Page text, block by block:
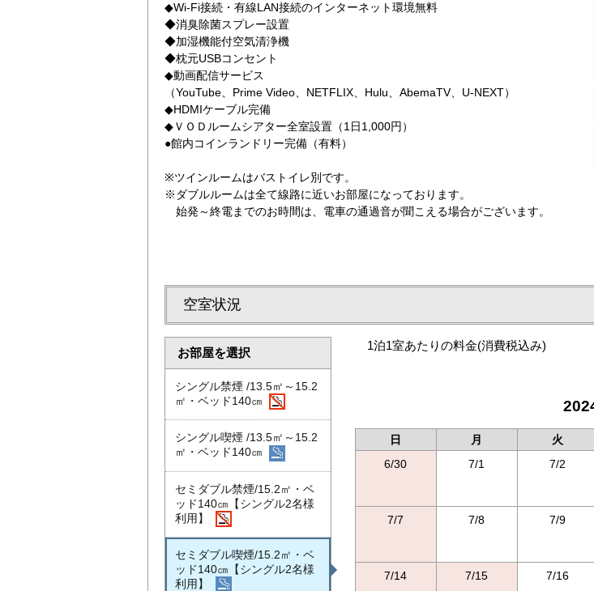
◆Wi-Fi接続・有線LAN接続のインターネット環境無料
◆消臭除菌スプレー設置
◆加湿機能付空気清浄機
◆枕元USBコンセント
◆動画配信サービス
（YouTube、Prime Video、NETFLIX、Hulu、AbemaTV、U-NEXT）
◆HDMIケーブル完備
◆ＶＯＤルームシアター全室設置（1日1,000円）
●館内コインランドリー完備（有料）
※ツインルームはバストイレ別です。
※ダブルルームは全て線路に近いお部屋になっております。
始発～終電までのお時間は、電車の通過音が聞こえる場合がございます。
空室状況
お部屋を選択
シングル禁煙 /13.5㎡～15.2
㎡・ベッド140㎝
シングル喫煙 /13.5㎡～15.2
㎡・ベッド140㎝
セミダブル禁煙/15.2㎡・ベ
ッド140㎝【シングル2名様
利用】
セミダブル喫煙/15.2㎡・ベ
ッド140㎝【シングル2名様
利用】
1泊1室あたりの料金(消費税込み)
日 月 火
6/30
7/1 7/2
7/7 7/8 7/9
7/14 7/15 7/16